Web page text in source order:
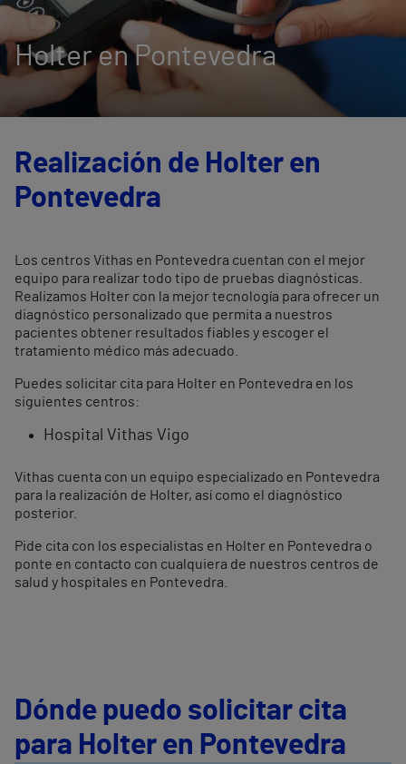
Holter en Pontevedra
Realización de Holter en
Pontevedra
Los centros Vithas en Pontevedra cuentan con el mejor
equipo para realizar todo tipo de pruebas diagnósticas.
Realizamos Holter con la mejor tecnología para ofrecer un
diagnóstico personalizado que permita a nuestros
pacientes obtener resultados fiables y escoger el
tratamiento médico más adecuado.
Puedes solicitar cita para Holter en Pontevedra en los
siguientes centros:
Hospital Vithas Vigo
Vithas cuenta con un equipo especializado en Pontevedra
para la realización de Holter, así como el diagnóstico
posterior.
Pide cita con los especialistas en Holter en Pontevedra o
ponte en contacto con cualquiera de nuestros centros de
salud y hospitales en Pontevedra.
Dónde puedo solicitar cita
para Holter en Pontevedra